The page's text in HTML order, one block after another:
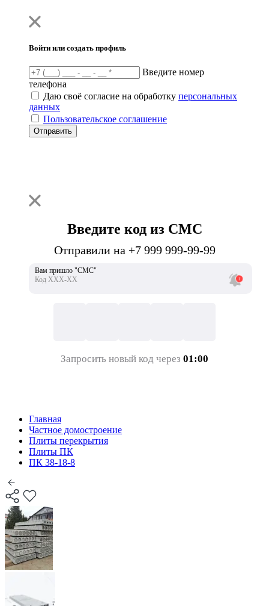
Войти или создать профиль
Введите номер
телефона
Даю своё согласие на обработку персональных
данных
Пользовательское соглашение
Отправить
Введите код из СМС
Отправили на +7 999 999-99-99
Вам пришло "СМС"
Код ХХХ-ХХ
Запросить новый код через 01:00
Главная
Частное домостроение
Плиты перекрытия
Плиты ПК
ПК 38-18-8